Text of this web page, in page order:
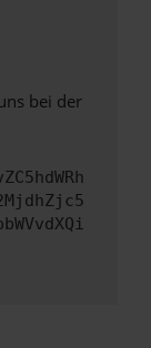
bei der